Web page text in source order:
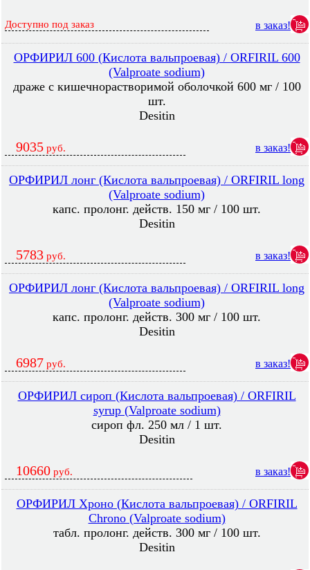
Доступно под заказ в заказ!
ОРФИРИЛ 600 (Кислота вальпроевая) / ORFIRIL 600
(Valproate sodium)
драже с кишечнорастворимой оболочкой 600 мг / 100
шт.
Desitin
9035 руб. в заказ!
ОРФИРИЛ лонг (Кислота вальпроевая) / ORFIRIL long
(Valproate sodium)
капс. пролонг. действ. 150 мг / 100 шт.
Desitin
5783 руб. в заказ!
ОРФИРИЛ лонг (Кислота вальпроевая) / ORFIRIL long
(Valproate sodium)
капс. пролонг. действ. 300 мг / 100 шт.
Desitin
6987 руб. в заказ!
ОРФИРИЛ сироп (Кислота вальпроевая) / ORFIRIL
syrup (Valproate sodium)
сироп фл. 250 мл / 1 шт.
Desitin
10660 руб. в заказ!
ОРФИРИЛ Хроно (Кислота вальпроевая) / ORFIRIL
Chrono (Valproate sodium)
табл. пролонг. действ. 300 мг / 100 шт.
Desitin